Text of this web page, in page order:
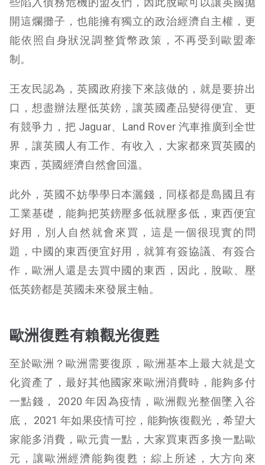
開這爛攤子，也能擁有獨立的政治經濟自主權，更
能依照自身狀況調整貨幣政策，不再受到歐盟牽
制。
王友民認為，英國政府接下來該做的，就是要拚出
口，想盡辦法壓低英鎊，讓英國產品變得便宜、更
有競爭力，把 Jaguar、Land Rover 汽車推廣到全世
界，讓英國人有工作、有收入，大家都來買英國的
東西，英國經濟自然會回溫。
此外，英國不妨學學日本灑錢，同樣都是島國且有
工業基礎，能夠把英鎊壓多低就壓多低，東西便宜
好用，別人自然就會來買，這是一個很現實的問
題，中國的東西便宜好用，就算有簽協議、有簽合
作，歐洲人還是去買中國的東西，因此，脫歐、壓
低英鎊都是英國未來發展主軸。
歐洲復甦有賴觀光復甦
至於歐洲？歐洲需要復原，歐洲基本上最大就是文
化資產了，最好其他國家來歐洲消費時，能夠多付
一點錢， 2020 年因為疫情，歐洲觀光整個墜入谷
底， 2021 年如果疫情可控，能夠恢復觀光，希望大
家能多消費，歐元貴一點，大家買東西多換一點歐
元，讓歐洲經濟能夠復甦；綜上所述，大方向來